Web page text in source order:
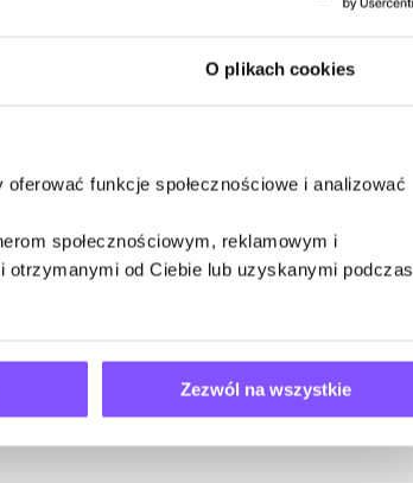
O plikach cookies
funkcje społecznościowe i analizować
społecznościowym, reklamowym i
od Ciebie lub uzyskanymi podczas
Zezwól na wszystkie
usług wynajmu
klienta. Usługi te
się. Dzięki VPN
hoteli mogą
od Twojej aktualnej
do stron rezerwacji
oferty hotelowe.
w określonych
określonych lokalizacjach
niższe ceny niezależnie